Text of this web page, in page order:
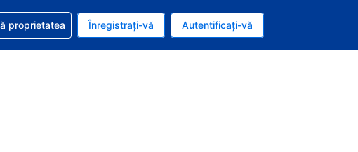
Dolar american
este Română
cu privire la rezervarea dvs.
proprietatea Înregistrați-vă Autentificați-vă